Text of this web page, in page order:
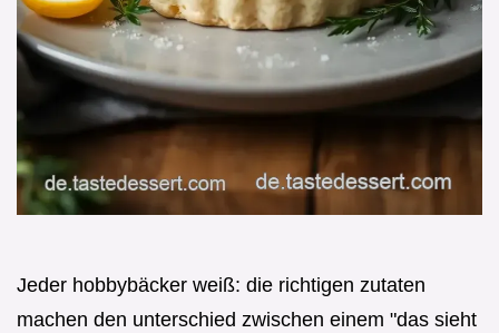
Jeder hobbybäcker weiß: die richtigen zutaten
machen den unterschied zwischen einem "das sieht